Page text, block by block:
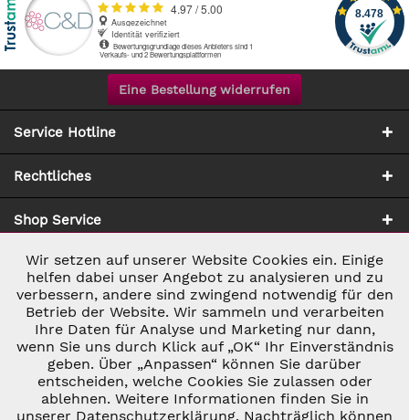
Eine Bestellung widerrufen
Service Hotline
Rechtliches
Shop Service
Zahlung & Versand
* ALLE PREISE INKL. GESETZL. UMSATZSTEUER ZZGL.
VERSANDKOSTEN
UND GGF. NACHNAHMEGEBÜHREN, WENN NICHT
Notwendig Aktiv
Marketing Inaktiv
Tracking Inaktiv
Wir setzen auf unserer Website Cookies ein. Einige
helfen dabei unser Angebot zu analysieren und zu
verbessern, andere sind zwingend notwendig für den
Betrieb der Website. Wir sammeln und verarbeiten
Ihre Daten für Analyse und Marketing nur dann,
wenn Sie uns durch Klick auf „OK“ Ihr Einverständnis
geben. Über „Anpassen“ können Sie darüber
entscheiden, welche Cookies Sie zulassen oder
ablehnen. Weitere Informationen finden Sie in
unserer Datenschutzerklärung. Nachträglich können